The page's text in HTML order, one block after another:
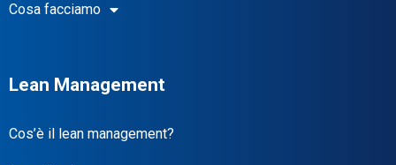
Cosa facciamo
Lean Management
Cos’è il lean management?